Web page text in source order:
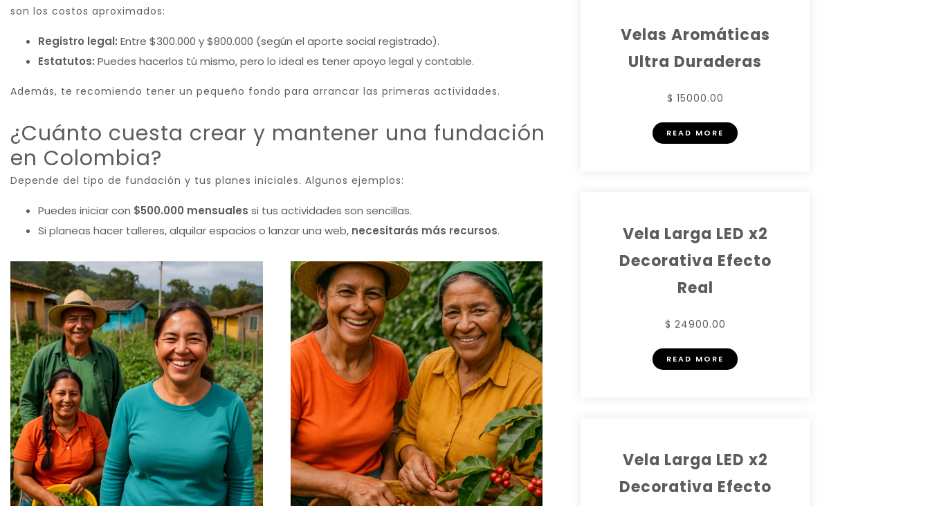
son los costos aproximados:
Registro legal: Entre $300.000 y $800.000 (según el aporte social registrado).
Estatutos: Puedes hacerlos tú mismo, pero lo ideal es tener apoyo legal y contable.
Además, te recomiendo tener un pequeño fondo para arrancar las primeras actividades.
¿Cuánto cuesta crear y mantener una fundación
en Colombia?
Depende del tipo de fundación y tus planes iniciales. Algunos ejemplos:
Puedes iniciar con $500.000 mensuales si tus actividades son sencillas.
Si planeas hacer talleres, alquilar espacios o lanzar una web, necesitarás más recursos.
Velas Aromáticas
Ultra Duraderas
$ 15000.00
READ MORE
Vela Larga LED x2
Decorativa Efecto
Real
$ 24900.00
READ MORE
Vela Larga LED x2
Decorativa Efecto